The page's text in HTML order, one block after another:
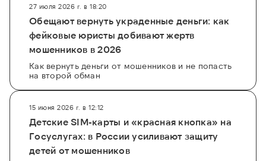
27 июля 2026 г. в 18:20
Обещают вернуть украденные деньги: как
фейковые юристы добивают жертв
мошенников в 2026
Как вернуть деньги от мошенников и не попасть
на второй обман
15 июня 2026 г. в 12:12
Детские SIM-карты и «красная кнопка» на
Госуслугах: в России усиливают защиту
детей от мошенников